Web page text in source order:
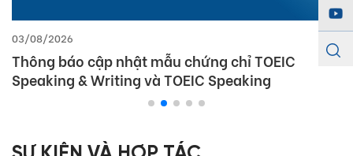
03/08/2026
Thông báo cập nhật mẫu chứng chỉ TOEIC
Speaking & Writing và TOEIC Speaking